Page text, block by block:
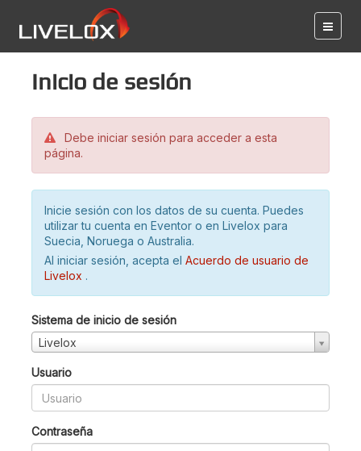
Inicio de sesión
Debe iniciar sesión para acceder a esta
página.
Inicie sesión con los datos de su cuenta. Puedes
utilizar tu cuenta en Eventor o en Livelox para
Suecia, Noruega o Australia.
Al iniciar sesión, acepta el Acuerdo de usuario de
Livelox .
Sistema de inicio de sesión
Livelox
Usuario
Contraseña